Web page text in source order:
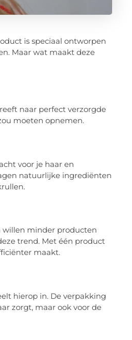
is speciaal ontworpen
Maar wat maakt deze
naar perfect verzorgde
moeten opnemen.
voor je haar en
natuurlijke ingrediënten
willen minder producten
trend. Met één product
maakt.
hierop in. De verpakking
zorgt, maar ook voor de